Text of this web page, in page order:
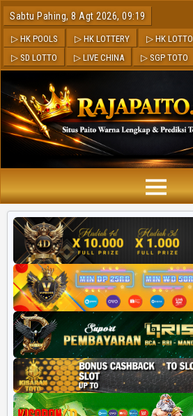
Sabtu Pahing, 8 Agt 2026, 09:19
▷ HK POOLS ▷ HK LOTTERY ▷ HK LOTTO
▷ SD LOTTO
▷ LIVE CHINA ▷ SGP TOTO